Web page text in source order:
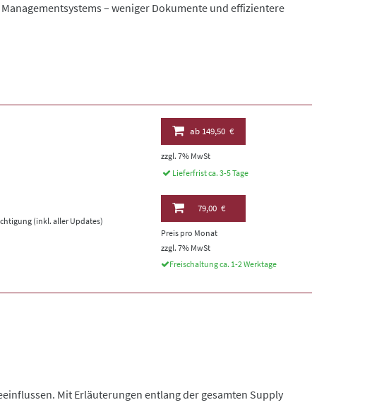
– weniger Dokumente und effizientere
ab149,50 €
zzgl. 7% MwSt
Lieferfrist ca. 3-5 Tage
(inkl. aller Updates)
79,00 €
Preis pro Monat
zzgl. 7% MwSt
Freischaltung ca. 1-2 Werktage
Mit Erläuterungen entlang der gesamten Supply